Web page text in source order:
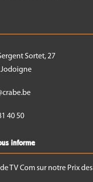
Sortet, 27
Jodoigne
40 50
informe
TV Com sur notre Prix